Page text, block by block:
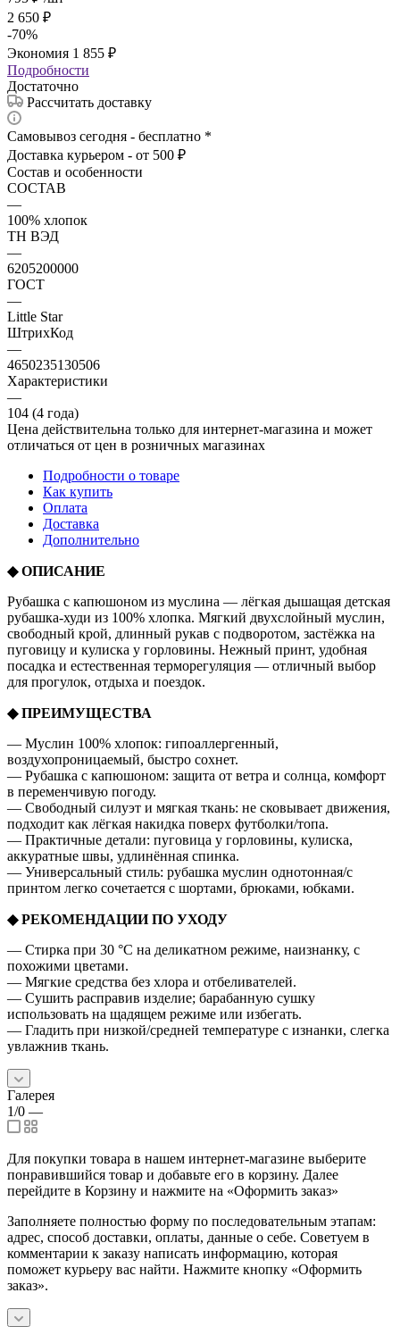
2 650 ₽
-70%
Экономия 1 855 ₽
Подробности
Достаточно
Рассчитать доставку
Самовывоз сегодня - бесплатно *
Доставка курьером - от 500 ₽
Состав и особенности
СОСТАВ
—
100% хлопок
ТН ВЭД
—
6205200000
ГОСТ
—
Little Star
ШтрихКод
—
4650235130506
Характеристики
—
104 (4 года)
Цена действительна только для интернет-магазина и может
отличаться от цен в розничных магазинах
Подробности о товаре
Как купить
Оплата
Доставка
Дополнительно
◆ ОПИСАНИЕ
Рубашка с капюшоном из муслина — лёгкая дышащая детская
рубашка-худи из 100% хлопка. Мягкий двухслойный муслин,
свободный крой, длинный рукав с подворотом, застёжка на
пуговицу и кулиска у горловины. Нежный принт, удобная
посадка и естественная терморегуляция — отличный выбор
для прогулок, отдыха и поездок.
◆ ПРЕИМУЩЕСТВА
— Муслин 100% хлопок: гипоаллергенный,
воздухопроницаемый, быстро сохнет.
— Рубашка с капюшоном: защита от ветра и солнца, комфорт
в переменчивую погоду.
— Свободный силуэт и мягкая ткань: не сковывает движения,
подходит как лёгкая накидка поверх футболки/топа.
— Практичные детали: пуговица у горловины, кулиска,
аккуратные швы, удлинённая спинка.
— Универсальный стиль: рубашка муслин однотонная/с
принтом легко сочетается с шортами, брюками, юбками.
◆ РЕКОМЕНДАЦИИ ПО УХОДУ
— Стирка при 30 °C на деликатном режиме, наизнанку, с
похожими цветами.
— Мягкие средства без хлора и отбеливателей.
— Сушить расправив изделие; барабанную сушку
использовать на щадящем режиме или избегать.
— Гладить при низкой/средней температуре с изнанки, слегка
увлажнив ткань.
Галерея
1/0 —
Для покупки товара в нашем интернет-магазине выберите
понравившийся товар и добавьте его в корзину. Далее
перейдите в Корзину и нажмите на «Оформить заказ»
Заполняете полностью форму по последовательным этапам:
адрес, способ доставки, оплаты, данные о себе. Советуем в
комментарии к заказу написать информацию, которая
поможет курьеру вас найти. Нажмите кнопку «Оформить
заказ».